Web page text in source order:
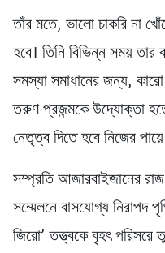
তাঁর মতে, ভালো চাকরি না
হবে। তিনি বিভিন্ন সময়
সমস্যা সমাধানের জন্য,
তরুণ প্রজন্মকে উদ্যোক্তা
নেতৃত্ব দিতে হবে নিজের
সম্প্রতি আজারবাইজানের
সম্মেলনে বাসযোগ্য নিরাপদ
জিরো’ তত্ত্বকে বৃহৎ